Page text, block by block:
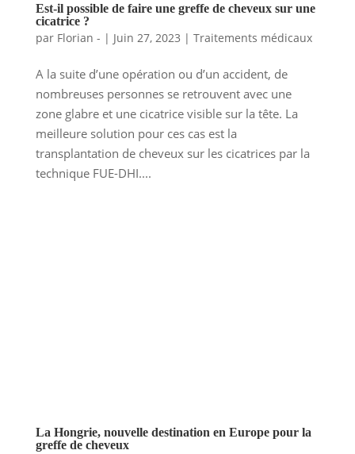
Est-il possible de faire une greffe de cheveux sur une
cicatrice ?
par Florian - | Juin 27, 2023 | Traitements médicaux
A la suite d’une opération ou d’un accident, de
nombreuses personnes se retrouvent avec une
zone glabre et une cicatrice visible sur la tête. La
meilleure solution pour ces cas est la
transplantation de cheveux sur les cicatrices par la
technique FUE-DHI....
La Hongrie, nouvelle destination en Europe pour la
greffe de cheveux